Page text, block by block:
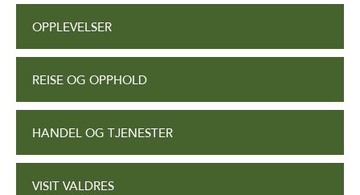
OPPLEVELSER
REISE OG OPPHOLD
HANDEL OG TJENESTER
VISIT VALDRES